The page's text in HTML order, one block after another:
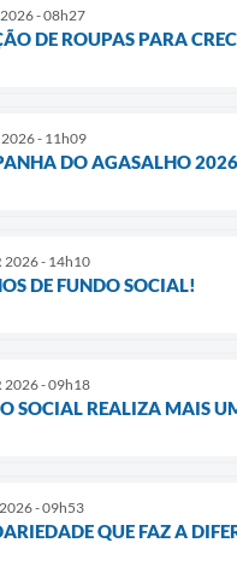
- 08h27
DE ROUPAS PARA
2026 - 11h09
DO AGASALHO 2026
2026 - 14h10
DE FUNDO SOCIAL!
2026 - 09h18
SOCIAL REALIZA MAIS
- 09h53
QUE FAZ A